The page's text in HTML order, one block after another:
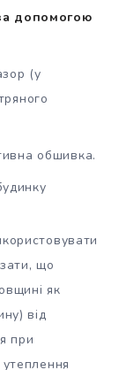
допомогою
(у
обшивка.
що
як
від
при